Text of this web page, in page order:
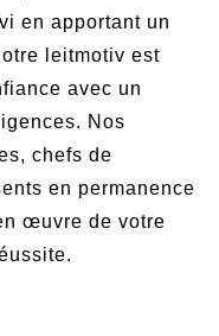
en apportant un
leitmotiv est
avec un
Nos
chefs de
en permanence
œuvre de votre